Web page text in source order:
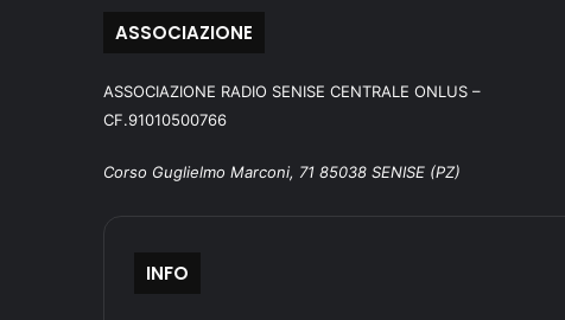
ASSOCIAZIONE
ASSOCIAZIONE RADIO SENISE CENTRALE ONLUS –
CF.91010500766
Corso Guglielmo Marconi, 71 85038 SENISE (PZ)
INFO